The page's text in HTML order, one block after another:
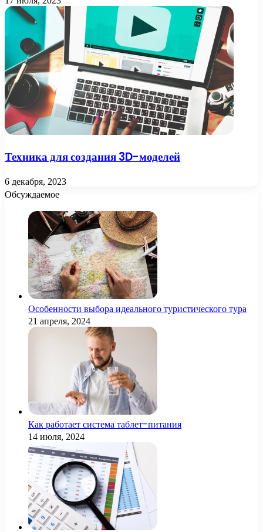
Техника для создания 3D-моделей
6 декабря, 2023
Обсуждаемое
Особенности выбора идеального туристического тура
21 апреля, 2024
Как работает система таблет-питания
14 июля, 2024